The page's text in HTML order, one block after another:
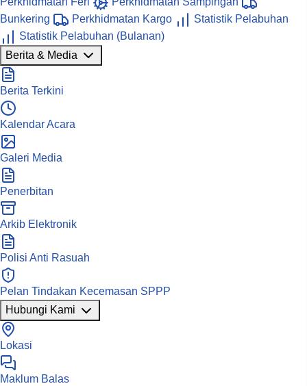
Bunkering
Perkhidmatan Kargo
Statistik Pelabuhan
Statistik Pelabuhan (Bulanan)
Berita & Media
Berita Terkini
Kalendar Acara
Galeri Media
Penerbitan
Arkib Elektronik
Polisi Anti Rasuah
Pelan Tindakan Kecemasan SPPP
Hubungi Kami
Lokasi
Maklum Balas